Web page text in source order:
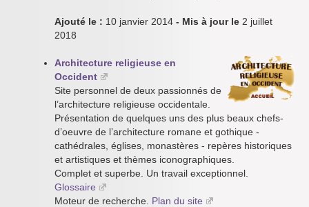
Ajouté le : 10 janvier 2014 - Mis à jour le 2 juillet
2018
Architecture religieuse en
Occident
Site personnel de deux passionnés de
l’architecture religieuse occidentale.
Présentation de quelques uns des plus beaux chefs-
d’oeuvre de l’architecture romane et gothique -
cathédrales, églises, monastères - repères historiques
et artistiques et thèmes iconographiques.
Complet et superbe. Un travail exceptionnel.
Glossaire
Moteur de recherche. Plan du site